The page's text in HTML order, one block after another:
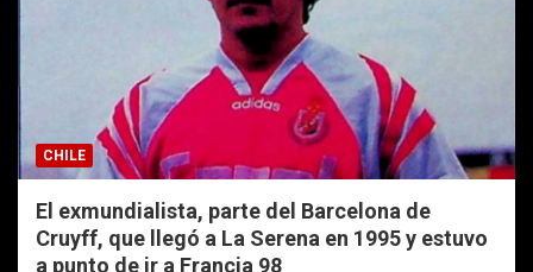
CHILE
El exmundialista, parte del Barcelona de
Cruyff, que llegó a La Serena en 1995 y estuvo
a punto de ir a Francia 98